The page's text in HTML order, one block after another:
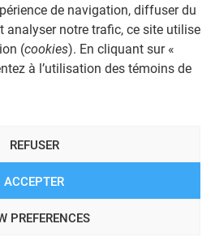
de navigation, diffuser du
analyser notre trafic, ce site utilise
(cookies). En cliquant sur «
à l’utilisation des témoins de
ACCEPTER
REFUSER
PREFERENCES
DES PLAINTES